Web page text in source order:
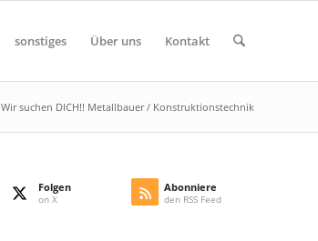
sonstiges Über uns Kontakt
Wir suchen DICH!! Metallbauer / Konstruktionstechnik
Folgen
on X
Abonniere
den RSS Feed